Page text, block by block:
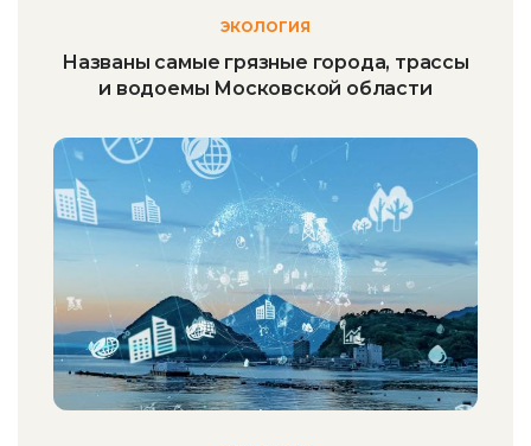
ЭКОЛОГИЯ
Названы самые грязные города, трассы
и водоемы Московской области